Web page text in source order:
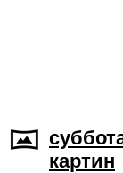
картин